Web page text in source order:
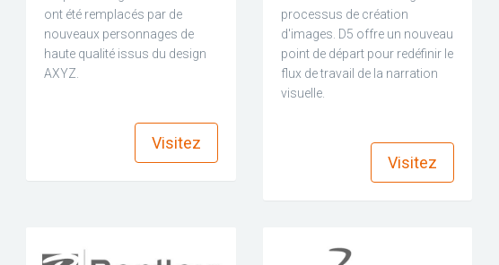
ont été remplacés par de
nouveaux personnages de
haute qualité issus du design
AXYZ.
Visitez
processus de création
d'images. D5 offre un nouveau
point de départ pour redéfinir le
flux de travail de la narration
visuelle.
Visitez